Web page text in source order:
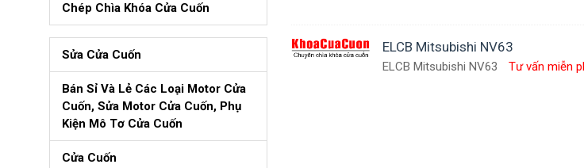
Chép Chìa Khóa Cửa Cuốn
Sửa Cửa Cuốn
Bán Sỉ Và Lẻ Các Loại Motor Cửa
Cuốn, Sửa Motor Cửa Cuốn, Phụ
Kiện Mô Tơ Cửa Cuốn
Cửa Cuốn
ELCB Mitsubishi NV63
ELCB Mitsubishi NV63 Tư vấn miễn